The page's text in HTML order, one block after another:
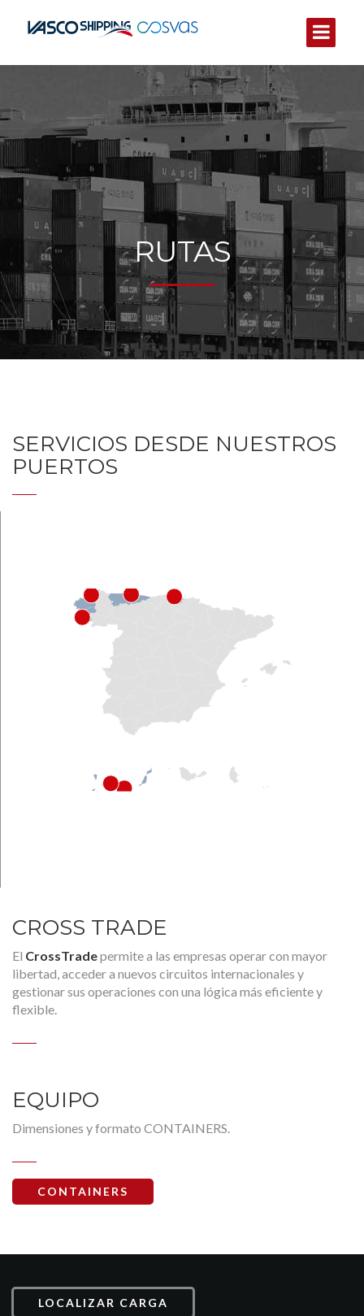
RUTAS
SERVICIOS DESDE NUESTROS
PUERTOS
CROSS TRADE
El CrossTradepermite a las empresas operar con mayor
libertad, acceder a nuevos circuitos internacionales y
gestionar sus operaciones con una lógica más eficiente y
flexible.
EQUIPO
Dimensiones y formato CONTAINERS.
CONTAINERS
LOCALIZAR CARGA